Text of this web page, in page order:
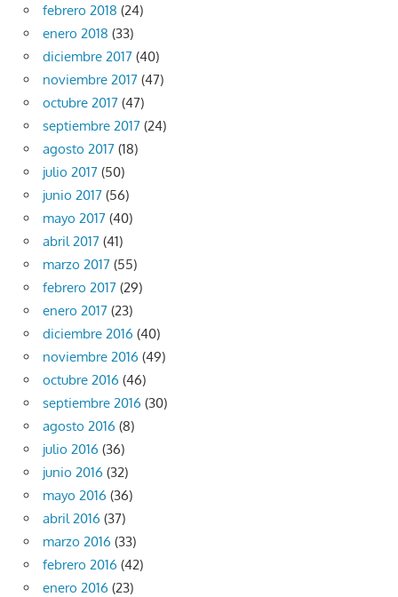
febrero 2018 (24)
enero 2018 (33)
diciembre 2017 (40)
noviembre 2017 (47)
octubre 2017 (47)
septiembre 2017 (24)
agosto 2017 (18)
julio 2017 (50)
junio 2017 (56)
mayo 2017 (40)
abril 2017 (41)
marzo 2017 (55)
febrero 2017 (29)
enero 2017 (23)
diciembre 2016 (40)
noviembre 2016 (49)
octubre 2016 (46)
septiembre 2016 (30)
agosto 2016 (8)
julio 2016 (36)
junio 2016 (32)
mayo 2016 (36)
abril 2016 (37)
marzo 2016 (33)
febrero 2016 (42)
enero 2016 (23)